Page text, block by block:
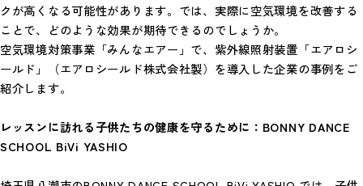
クが高くなる可能性があります。では、実際に空気環境を改善する
ことで、どのような効果が期待できるのでしょうか。
空気環境対策事業「みんなエアー」で、紫外線照射装置「エアロシ
ールド」（エアロシールド株式会社製）を導入した企業の事例をご
紹介します。
レッスンに訪れる子供たちの健康を守るために：BONNY DANCE
SCHOOL BiVi YASHIO